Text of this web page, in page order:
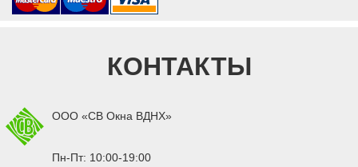
КОНТАКТЫ
ООО «СВ Окна ВДНХ»
Пн-Пт: 10:00-19:00